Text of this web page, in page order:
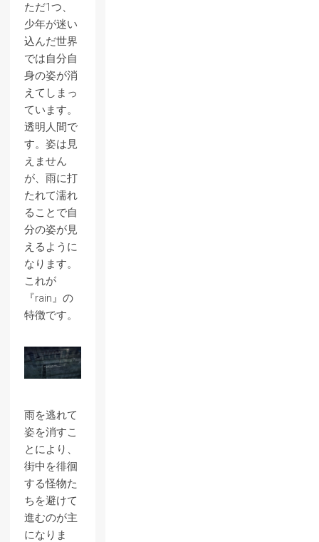
ただ1つ、
少年が迷い
込んだ世界
では自分自
身の姿が消
えてしまっ
ています。
透明人間で
す。姿は見
えません
が、雨に打
たれて濡れ
ることで自
分の姿が見
えるように
なります。
これが
『rain』の
特徴です。
雨を逃れて
姿を消すこ
とにより、
街中を徘徊
する怪物た
ちを避けて
進むのが主
になりま